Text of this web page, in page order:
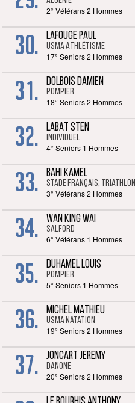
2° Vétérans 2 Hommes
30. LAFOUGE PAUL
USMA Athlétisme
17° Seniors 2 Hommes
31. DOLBOIS DAMIEN
POMPIER
18° Seniors 2 Hommes
32. LABAT STEN
Individuel
4° Seniors 1 Hommes
33. BAHI KAMEL
Stade Français, triathlon
3° Vétérans 2 Hommes
34. WAN KING WAI
SALFORD
6° Vétérans 1 Hommes
35. DUHAMEL LOUIS
POMPIER
5° Seniors 1 Hommes
36. MICHEL MATHIEU
USMA Natation
19° Seniors 2 Hommes
37. JONCART JEREMY
DANONE
20° Seniors 2 Hommes